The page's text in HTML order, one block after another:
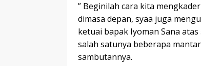
” Beginilah cara kita
dimasa depan, syaa juga
ketuai bapak Iyoman Sana
salah satunya beberapa
sambutannya.